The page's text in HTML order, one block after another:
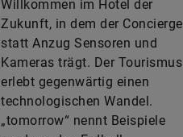
Willkommen im Hotel der
Zukunft, in dem der Concierge
statt Anzug Sensoren und
Kameras trägt. Der Tourismus
erlebt gegenwärtig einen
technologischen Wandel.
„tomorrow“ nennt Beispiele